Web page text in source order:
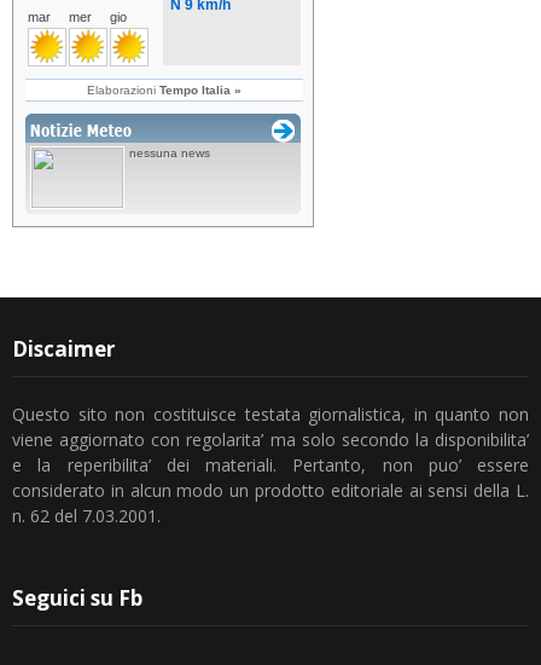
Discaimer
Questo sito non costituisce testata giornalistica, in quanto non
viene aggiornato con regolarita’ ma solo secondo la disponibilita’
e la reperibilita’ dei materiali. Pertanto, non puo’ essere
considerato in alcun modo un prodotto editoriale ai sensi della L.
n. 62 del 7.03.2001.
Seguici su Fb